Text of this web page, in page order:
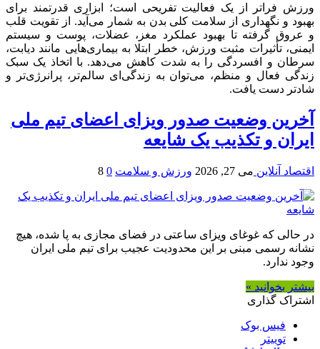
ورزش فراتر از یک فعالیت تفریحی است؛ ابزاری قدرتمند برای
بهبود و نگهداری از سلامت کلی بدن به شمار می‌آید. از تقویت قلب
و عروق گرفته تا بهبود عملکرد مغز، عضلات، پوست و سیستم
ایمنی، تأثیرات مثبت ورزش، خطر ابتلا به بیماری‌هایی مانند دیابت،
سرطان و افسردگی را به شدت کاهش می‌دهد. با اتخاذ یک سبک
زندگی فعال و منظم، می‌توان به زندگی‌ای سالم‌تر، پرانرژی‌تر و
شادتر دست یافت.
آخرین وضعیت صدور ویزای اعضای تیم ملی
ایران و تکذیب یک شایعه
اقتصاد آنلاین می 27, 2026 ورزش و سلامت 0
8
در حالی که غوغای ویزای ساعتی در فضای مجازی به پا شده، هیچ
نشانه رسمی مبنی بر این محدودیت عجیب برای تیم ملی ایران
وجود ندارد.
بیشتر بخوانید »
اشتراک گذاری
فیس بوک
توییتر